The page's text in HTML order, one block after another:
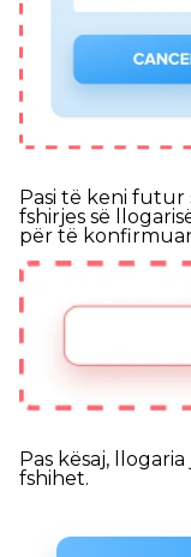
Pasi të keni futur
fshirjes së
për të
Pas kësaj,
fshihet.